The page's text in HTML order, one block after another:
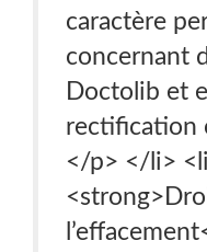
caractère
concernant
Doctolib et
rectification
</p> </li>